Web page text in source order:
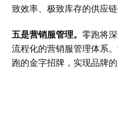
致效率、极致库存的供应链
五是营销服管理。 零跑将
流程化的营销服管理体系
跑的金字招牌，实现品牌